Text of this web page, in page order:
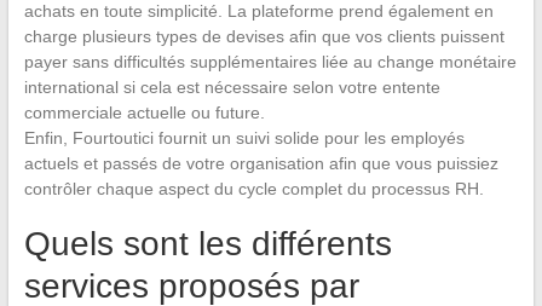
achats en toute simplicité. La plateforme prend également en
charge plusieurs types de devises afin que vos clients puissent
payer sans difficultés supplémentaires liée au change monétaire
international si cela est nécessaire selon votre entente
commerciale actuelle ou future.
Enfin, Fourtoutici fournit un suivi solide pour les employés
actuels et passés de votre organisation afin que vous puissiez
contrôler chaque aspect du cycle complet du processus RH.
Quels sont les différents
services proposés par